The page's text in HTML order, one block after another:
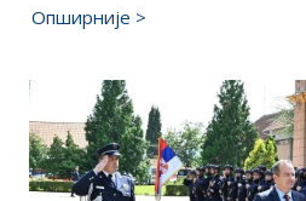
Опширније >